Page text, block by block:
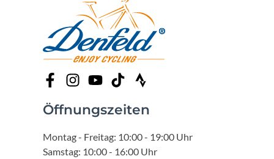
Öffnungszeiten
Montag - Freitag: 10:00 - 19:00 Uhr
Samstag: 10:00 - 16:00 Uhr